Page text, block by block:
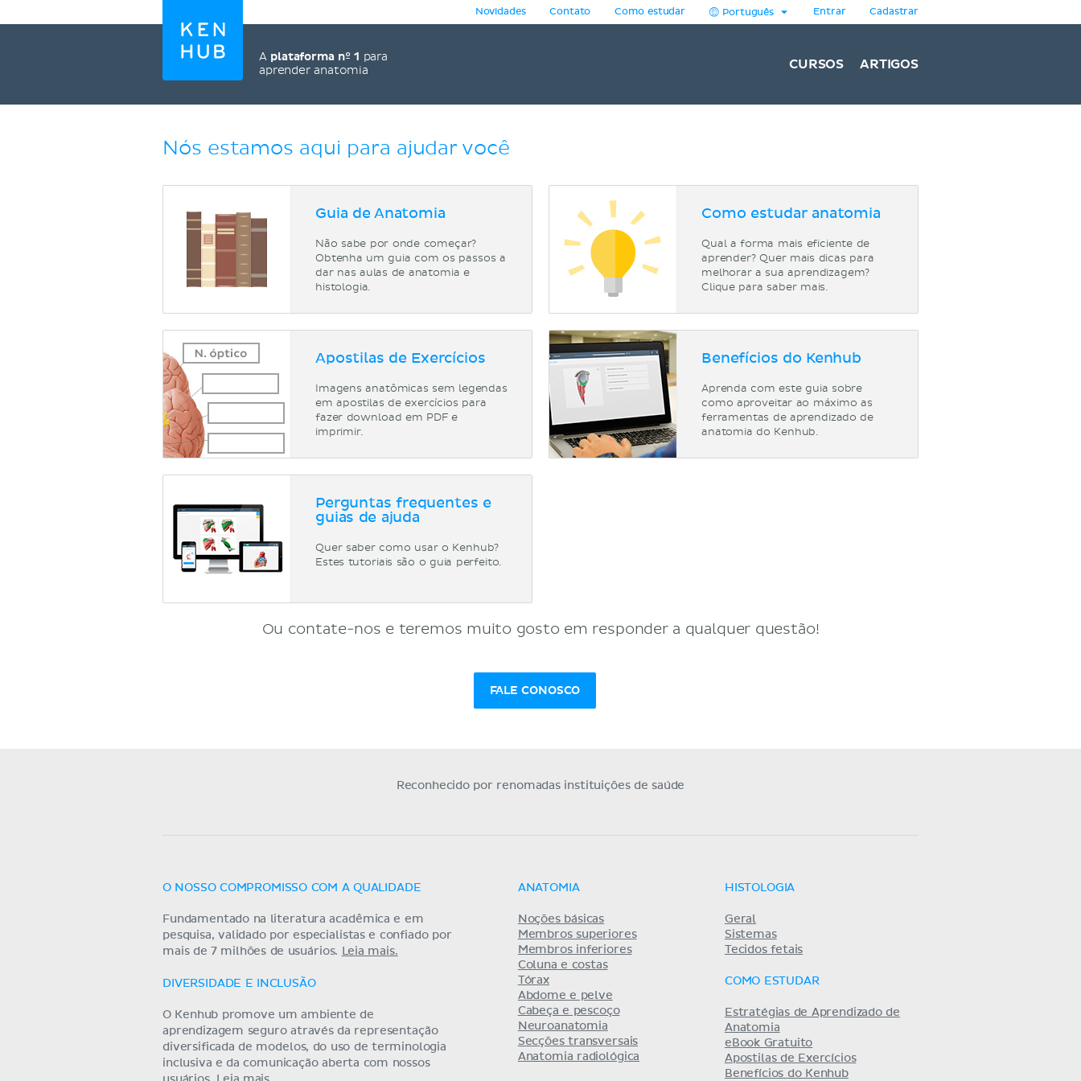
A plataforma nº 1 para
aprender anatomia
Novidades Contato Como estudar Português Entrar Cadastrar
CURSOS ARTIGOS
Nós estamos aqui para ajudar você
Guia de Anatomia
Não sabe por onde começar?
Obtenha um guia com os passos a
dar nas aulas de anatomia e
histologia.
Como estudar anatomia
Qual a forma mais eficiente de
aprender? Quer mais dicas para
melhorar a sua aprendizagem?
Clique para saber mais.
Apostilas de Exercícios
Imagens anatômicas sem legendas
em apostilas de exercícios para
fazer download em PDF e
imprimir.
Benefícios do Kenhub
Aprenda com este guia sobre
como aproveitar ao máximo as
ferramentas de aprendizado de
anatomia do Kenhub.
Perguntas frequentes e
guias de ajuda
Quer saber como usar o Kenhub?
Estes tutoriais são o guia perfeito.
Ou contate-nos e teremos muito gosto em responder a qualquer questão!
FALE CONOSCO
Reconhecido por renomadas instituições de saúde
O NOSSO COMPROMISSO COM A QUALIDADE
Fundamentado na literatura acadêmica e em
pesquisa, validado por especialistas e confiado por
mais de 7 milhões de usuários.
Leia mais.
DIVERSIDADE E INCLUSÃO
O Kenhub promove um ambiente de
aprendizagem seguro através da representação
diversificada de modelos, do uso de terminologia
inclusiva e da comunicação aberta com nossos
ANATOMIA
Noções básicas
Membros superiores
Membros inferiores
Coluna e costas
Tórax
Abdome e pelve
Cabeça e pescoço
Neuroanatomia
Secções transversais
Anatomia radiológica
HISTOLOGIA
Geral
Sistemas
Tecidos fetais
COMO ESTUDAR
Estratégias de Aprendizado de
Anatomia
eBook Gratuito
Apostilas de Exercícios
Benefícios do Kenhub